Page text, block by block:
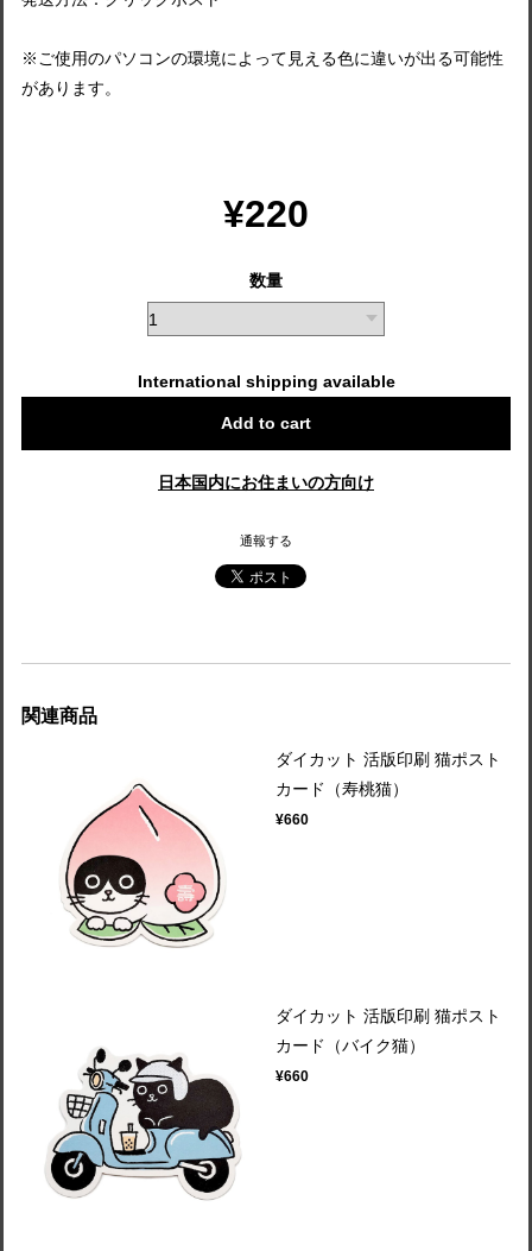
※ご使用のパソコンの環境によって見える色に違いが出る可能性
があります。
¥220
数量
International shipping available
Add to cart
日本国内にお住まいの方向け
通報する
関連商品
ダイカット 活版印刷 猫ポスト
カード（寿桃猫）
¥660
ダイカット 活版印刷 猫ポスト
カード（バイク猫）
¥660